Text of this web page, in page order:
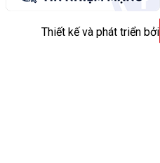
Thiết kế và phát triển bởi